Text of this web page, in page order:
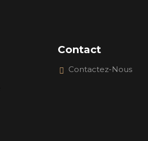
Contact
Contactez-Nous